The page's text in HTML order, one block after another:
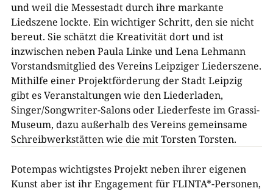
und weil die Messestadt durch ihre markante
Liedszene lockte. Ein wichtiger Schritt, den sie nicht
bereut. Sie schätzt die Kreativität dort und ist
inzwischen neben Paula Linke und Lena Lehmann
Vorstandsmitglied des Vereins Leipziger Liederszene.
Mithilfe einer Projektförderung der Stadt Leipzig
gibt es Veranstaltungen wie den Liederladen,
Singer/Songwriter-Salons oder Liederfeste im Grassi-
Museum, dazu außerhalb des Vereins gemeinsame
Schreibwerkstätten wie die mit Torsten Torsten.
Potempas wichtigstes Projekt neben ihrer eigenen
Kunst aber ist ihr Engagement für FLINTA*-Personen,